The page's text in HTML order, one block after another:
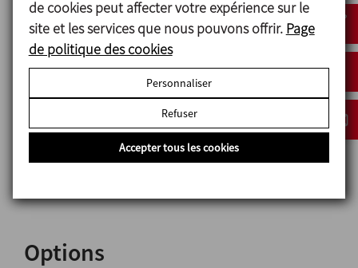
Matériels
Corps et lobes en micro fusion: AISI 316L
Support de roulements: GG-25
Joints: EPDM selon FDA 177.2600
Garniture mécanique: SiC/C/EPDM
Finition superficielle interne: Ra ≤ 0,8µm
Options
de cookies peut affecter votre expérience sur le
site et les services que nous pouvons offrir. Page
de politique des cookies
Personnaliser
Refuser
Accepter tous les cookies